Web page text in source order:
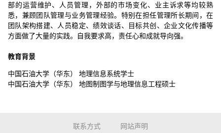
部的运营维护、人员管理，外部的市场变化、业主诉求等均较熟
悉，兼顾团队管理与业务管理经验。特别在担任管理所长期间，在
团队架构搭建、人员稳定、绩效谈话、目标共创、企业文化传播等
方面做了大量的实践。自我要求高，责任心和成就导向强。
教育背景
中国石油大学（华东） 地理信息系统学士
中国石油大学（华东） 地图制图学与地理信息工程硕士
联系方式
网站声明